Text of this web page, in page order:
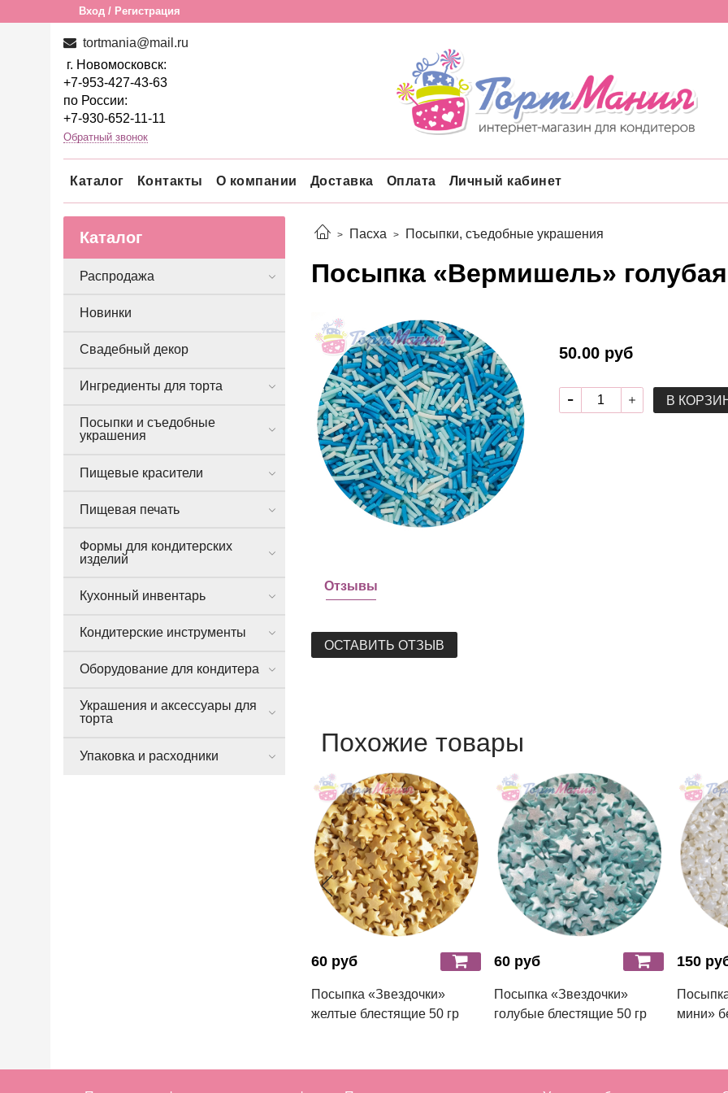
Вход / Регистрация
tortmania@mail.ru
г. Новомосковск:
+7-953-427-43-63
по России:
+7-930-652-11-11
Обратный звонок
Каталог Контакты О компании Доставка Оплата Личный кабинет
Пасха Посыпки, съедобные украшения
Посыпка «Вермишель»
50.00 руб
В
Отзывы
ОСТАВИТЬ ОТЗЫВ
Похожие товары
60 руб
Посыпка «Звездочки»
желтые блестящие 50 гр
60 руб
Посыпка «Звездочки»
голубые блестящие 50 гр
150
мини»
Каталог
Распродажа
Новинки
Свадебный декор
Ингредиенты для торта
Посыпки и съедобные
украшения
Пищевые красители
Пищевая печать
Формы для кондитерских
изделий
Кухонный инвентарь
Кондитерские инструменты
Оборудование для кондитера
Украшения и аксессуары для
торта
Упаковка и расходники